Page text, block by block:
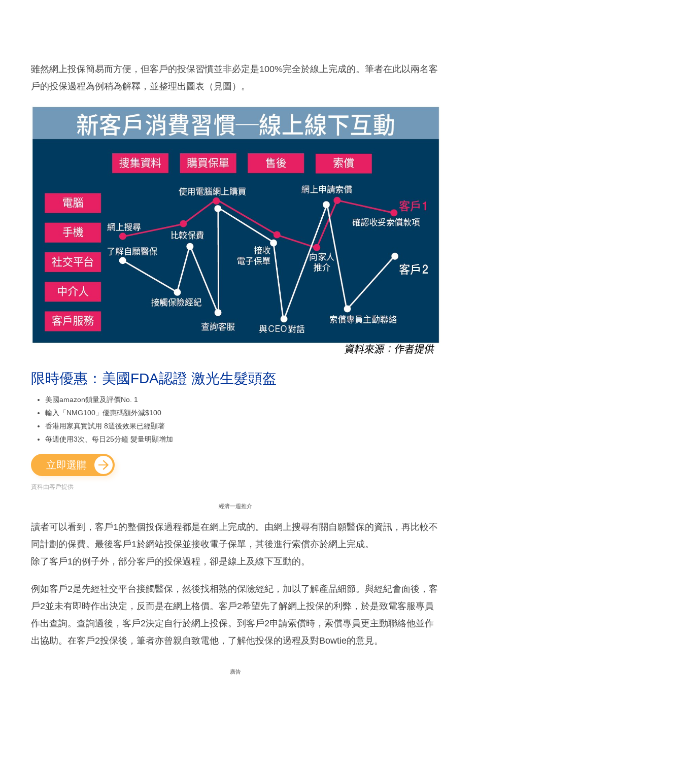
雖然網上投保簡易而方便，但客戶的投保習慣並非必定是100%完全於線上完成的。筆者在此以兩名客
戶的投保過程為例稍為解釋，並整理出圖表（見圖）。
限時優惠：美國FDA認證 激光生髮頭盔
美國amazon鎖量及評價No. 1
輸入「NMG100」優惠碼額外減$100
香港用家真實試用 8週後效果已經顯著
每週使用3次、每日25分鐘 髮量明顯增加
立即選購
資料由客戶提供
經濟一週推介
讀者可以看到，客戶1的整個投保過程都是在網上完成的。由網上搜尋有關自願醫保的資訊，再比較不
同計劃的保費。最後客戶1於網站投保並接收電子保單，其後進行索償亦於網上完成。
除了客戶1的例子外，部分客戶的投保過程，卻是線上及線下互動的。
例如客戶2是先經社交平台接觸醫保，然後找相熟的保險經紀，加以了解產品細節。與經紀會面後，客
戶2並未有即時作出決定，反而是在網上格價。客戶2希望先了解網上投保的利弊，於是致電客服專員
作出查詢。查詢過後，客戶2決定自行於網上投保。到客戶2申請索償時，索償專員更主動聯絡他並作
出協助。在客戶2投保後，筆者亦曾親自致電他，了解他投保的過程及對Bowtie的意見。
廣告